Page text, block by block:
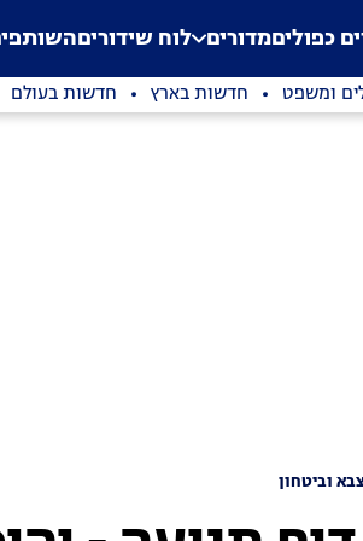
Application error: a
. כפוליםמדורים לוח שידורים
ומשפט חדשות בארץ חדשות בעולם
וביטחון